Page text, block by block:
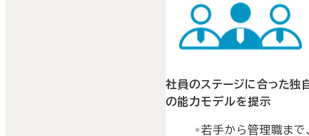
社員のステージに合った独
の能力モデルを提示
若手から管理職まで